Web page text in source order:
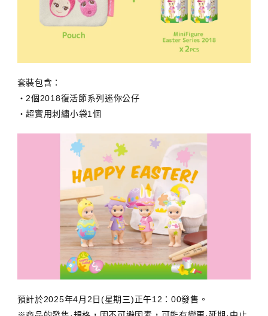
套裝包含：
・2個2018復活節系列迷你公仔
・超實用刺繡小袋1個
預計於2025年4月2日(星期三)正午12：00發售。